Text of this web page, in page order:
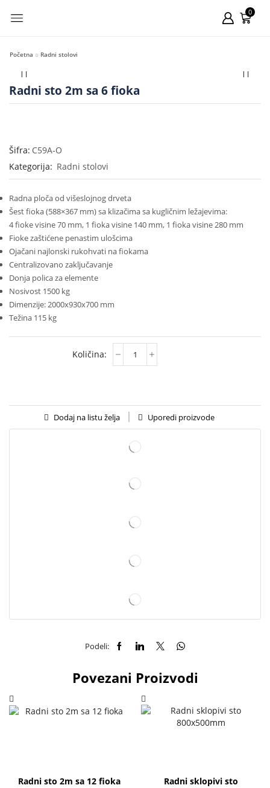
0
Početna Radni stolovi
Radni sto 2m sa 6 fioka
Šifra: C59A-O
Kategorija: Radni stolovi
Radna ploča od višeslojnog drveta
Šest fioka (588×367 mm) sa klizačima sa kugličnim ležajevima:
4 fioke visine 70 mm, 1 fioka visine 140 mm, 1 fioka visine 280 mm
Fioke zaštićene penastim ulošcima
Ojačani najlonski rukohvati na fiokama
Centralizovano zaključavanje
Donja polica za elemente
Nosivost 1500 kg
Dimenzije: 2000x930x700 mm
Težina 115 kg
Dodaj na listu želja Uporedi proizvode
Podeli:
Povezani Proizvodi
Radni sto 2m sa 12 fioka
Radni sklopivi sto